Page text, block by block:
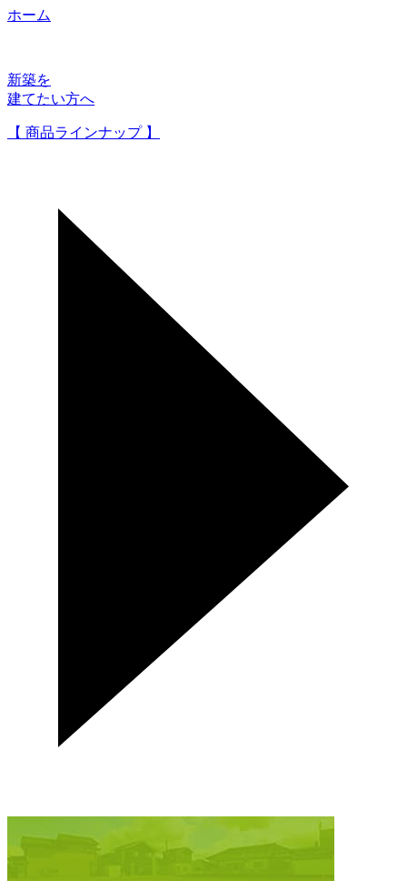
ホーム
新築を
建てたい方へ
【 商品ラインナップ 】